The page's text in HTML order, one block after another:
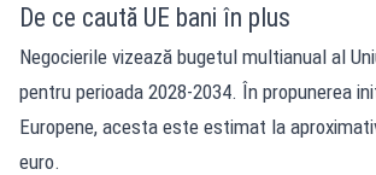
De ce caută UE bani în plus
Negocierile vizează bugetul multianual al
pentru perioada 2028-2034. În propunerea
Europene, acesta este estimat la
euro.